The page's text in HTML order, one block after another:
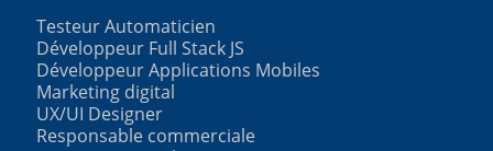
Testeur Automaticien
Développeur Full Stack JS
Développeur Applications Mobiles
Marketing digital
UX/UI Designer
Responsable commerciale